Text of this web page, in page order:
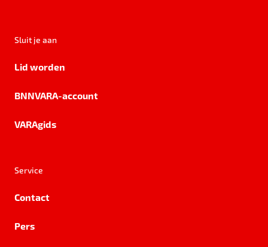
Sluit je aan
Lid worden
BNNVARA-account
VARAgids
Service
Contact
Pers